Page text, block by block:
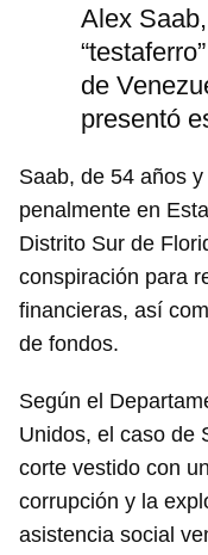
Alex
de
presentó
Saab, de 54 años
penalmente en
Distrito Sur de
conspiración para
financieras, así
de fondos.
Según el
Unidos, el caso de
corte vestido con
corrupción y la
asistencia social